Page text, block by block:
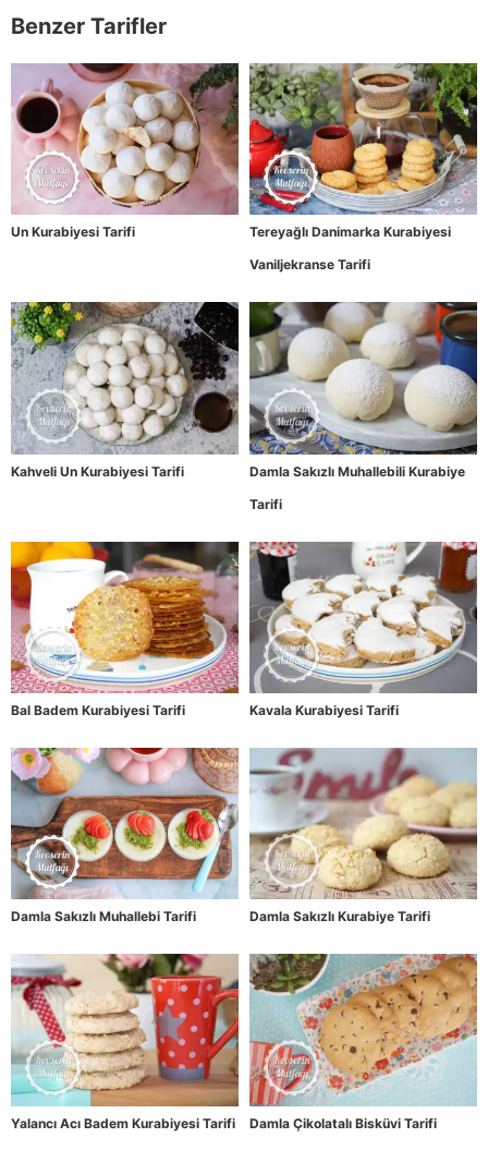
Benzer Tarifler
Un Kurabiyesi Tarifi
Tereyağlı Danimarka Kurabiyesi
Vaniljekranse Tarifi
Kahveli Un Kurabiyesi Tarifi
Damla Sakızlı Muhallebili Kurabiye
Tarifi
Bal Badem Kurabiyesi Tarifi Kavala Kurabiyesi Tarifi
Damla Sakızlı Muhallebi Tarifi Damla Sakızlı Kurabiye Tarifi
Yalancı Acı Badem Kurabiyesi Tarifi Damla Çikolatalı Bisküvi Tarifi